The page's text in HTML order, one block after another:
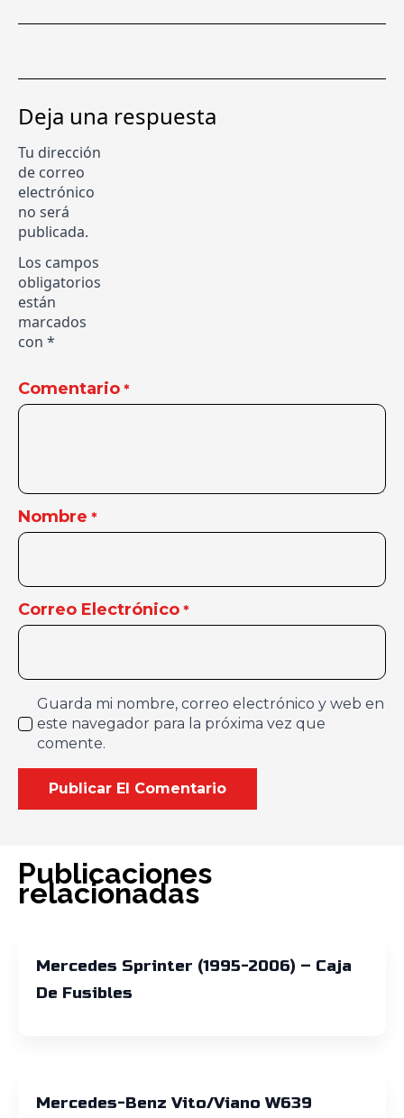
Deja una respuesta
Tu dirección
de correo
electrónico
no será
publicada.
Los campos
obligatorios
están
marcados
con *
Comentario *
Nombre *
Correo Electrónico *
Guarda mi nombre, correo electrónico y web en
este navegador para la próxima vez que
comente.
Publicaciones
relacionadas
Mercedes Sprinter (1995-2006) – Caja
De Fusibles
Mercedes-Benz Vito/Viano W639